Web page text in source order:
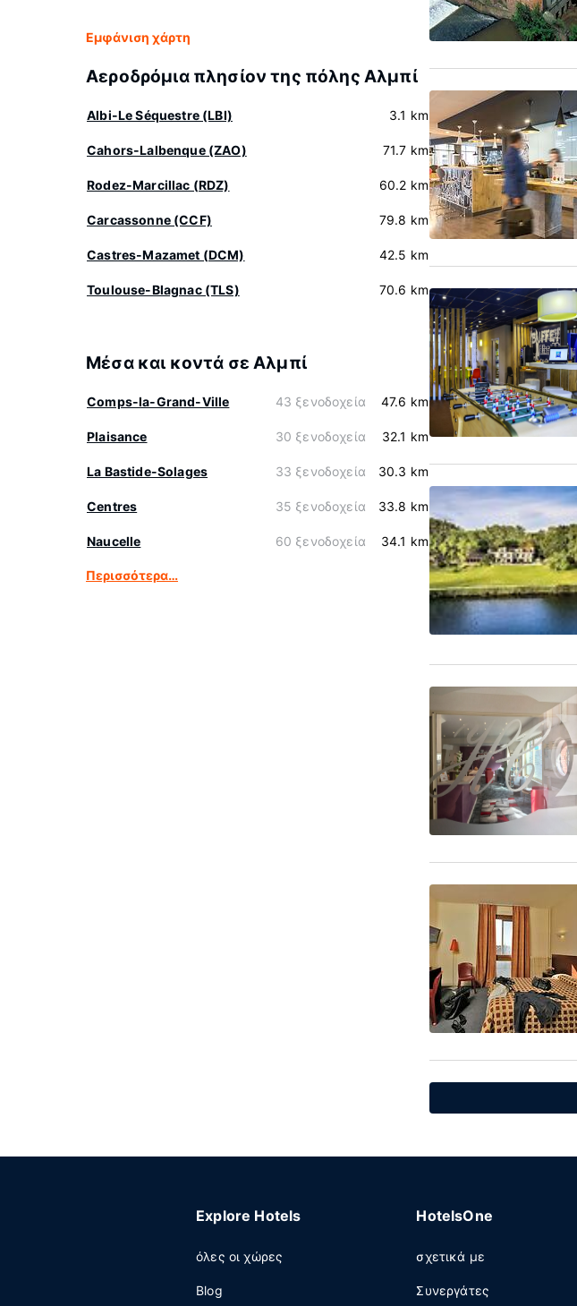
Εμφάνιση χάρτη
Αεροδρόμια πλησίον της πόλης Αλμπί
Albi-Le Séquestre (LBI) 3.1 km
Cahors-Lalbenque (ZAO) 71.7 km
Rodez-Marcillac (RDZ) 60.2 km
Carcassonne (CCF) 79.8 km
Castres-Mazamet (DCM) 42.5 km
Toulouse-Blagnac (TLS) 70.6 km
Μέσα και κοντά σε Αλμπί
Comps-la-Grand-Ville 43 ξενοδοχεία 47.6 km
Plaisance 30 ξενοδοχεία 32.1 km
La Bastide-Solages 33 ξενοδοχεία 30.3 km
Centres 35 ξενοδοχεία 33.8 km
Naucelle 60 ξενοδοχεία 34.1 km
Περισσότερα…
Explore Hotels
όλες οι χώρες
Blog
HotelsOne
σχετικά με
Συνεργάτες